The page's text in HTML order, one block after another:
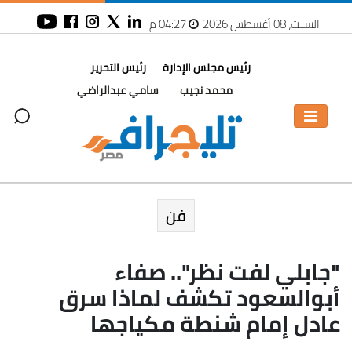
السبت، 08 أغسطس 2026 04:27 م
رئيس مجلس الإدارة
محمد نجيب
رئيس التحرير
سامي عبدالراضي
فن
"جابلي لفت نظر".. صفاء
أبوالسعود تكشف لماذا سرق
عادل إمام شنطة مكياجها